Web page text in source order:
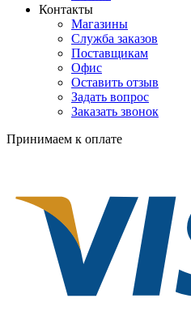
Контакты
Магазины
Служба заказов
Поставщикам
Офис
Оставить отзыв
Задать вопрос
Заказать звонок
Принимаем к оплате